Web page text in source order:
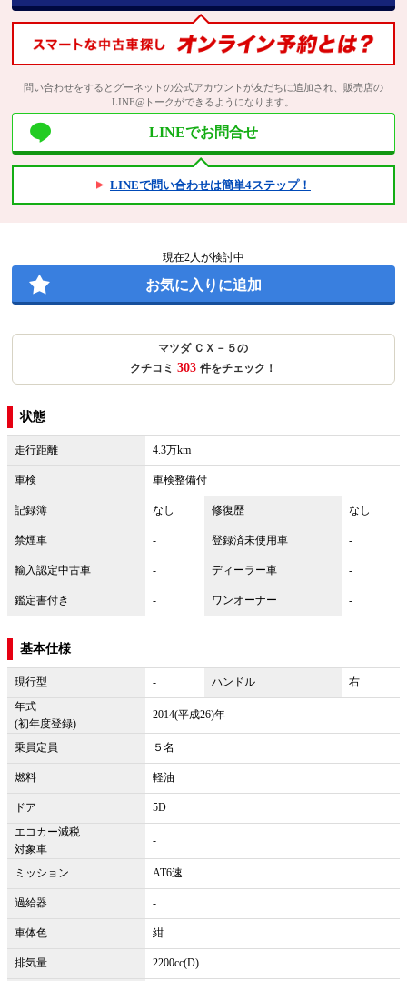
問い合わせをするとグーネットの公式アカウントが友だちに追加され、販売店の
LINE@トークができるようになります。
LINEでお問合せ
LINEで問い合わせは簡単4ステップ！
現在2人が検討中
お気に入りに追加
マツダ ＣＸ－５の
クチコミ 303 件をチェック！
状態
走行距離 4.3万km
車検 車検整備付
記録簿 なし 修復歴 なし
禁煙車 - 登録済未使用車 -
輸入認定中古車 - ディーラー車 -
鑑定書付き - ワンオーナー -
基本仕様
現行型 - ハンドル
右
年式
(初年度登録)
2014(平成26)年
乗員定員 ５名
燃料 軽油
ドア
5D
エコカー減税
対象車
-
ミッション AT6速
過給器 -
車体色 紺
排気量 2200cc(D)